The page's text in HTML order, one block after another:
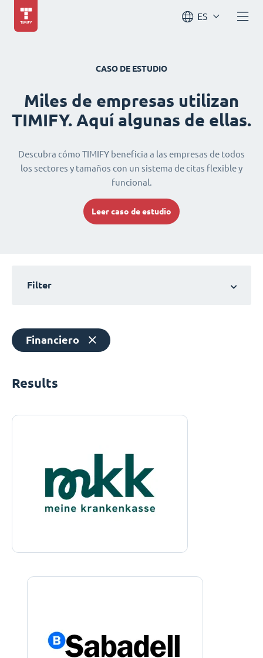
ES
CASO DE ESTUDIO
Miles de empresas utilizan
TIMIFY. Aquí algunas de ellas.
Descubra cómo TIMIFY beneficia a las empresas de todos
los sectores y tamaños con un sistema de citas flexible y
funcional.
Leer caso de estudio
Filter
Financiero
Results